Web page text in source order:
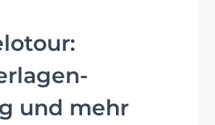
und mehr